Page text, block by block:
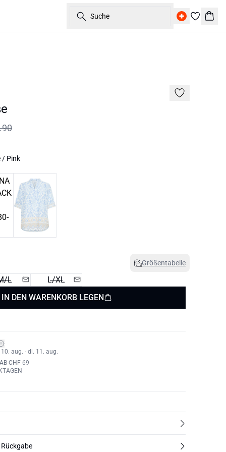
Suche
/ Pink
Größentabelle
L
L/XL
IN DEN WARENKORB LEGEN
aug. - di. 11. aug.
CHF 69